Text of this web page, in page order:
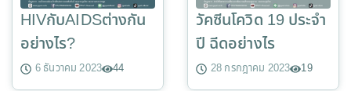
HIVกับAIDSต่างกัน
อย่างไร?
6 ธันวาคม 2023 44
วัคซีนโควิด 19 ประจำ
ปี ฉีดอย่างไร
28 กรกฎาคม 2023 19